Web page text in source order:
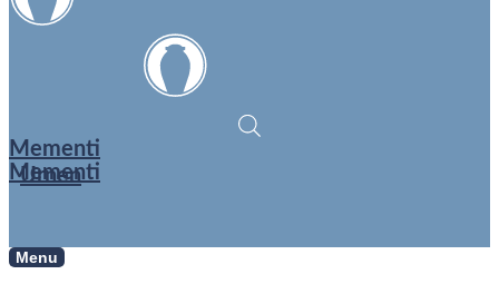
Mementi
Urnen
Mementi
Menu